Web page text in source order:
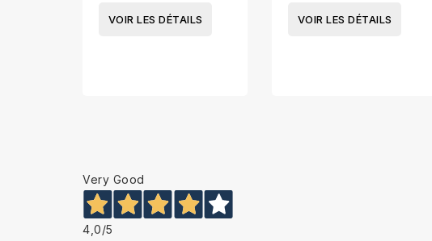
VOIR LES DÉTAILS VOIR LES DÉTAILS
Very Good
4,0/5